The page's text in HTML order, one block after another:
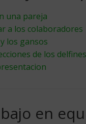
una pareja
a los colaboradores
los gansos
de los delfines
en